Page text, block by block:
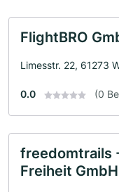
FlightBRO
Limesstr. 22, 61273
0.0 (0
freedomtrails
Freiheit GmbH